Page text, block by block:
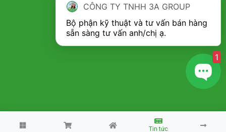
Copyright 2026 ©Máy nhà nông 3A
Tin tức
CÔNG TY TNHH 3A GROUP
Bộ phận kỹ thuật và tư vấn bán hàng
1